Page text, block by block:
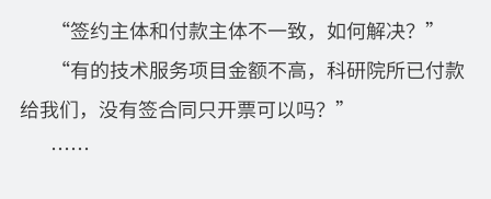
“签约主体和付款主体不一致，如何解决？”
“有的技术服务项目金额不高，科研院所已付款
给我们，没有签合同只开票可以吗？”
……